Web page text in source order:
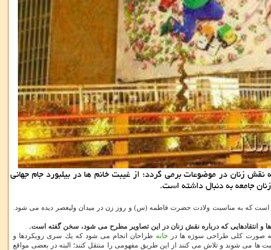
نقش زنان در موضوعات برمی گردد؛ از غیبت خانم ها در بیلبورد جام جهانی
جامعه به دنبال داشته است.
است كه به مناسبت ولادت حضرت فاطمه (س) و روز زن در میدان ولیعصر دیده می شود.
و انتقادهایی كه درباره نقش زنان در این تصاویر مطرح می شود، سخن گفته است.
به صورت كلی طراحی سوژه ها در خانه طراحان انجام می شود كه یك سری رویكردها و
می شوند و تلاش می كنند از این طریق مفهومی را منتقل كنند؛ البته در بعضی مواقع